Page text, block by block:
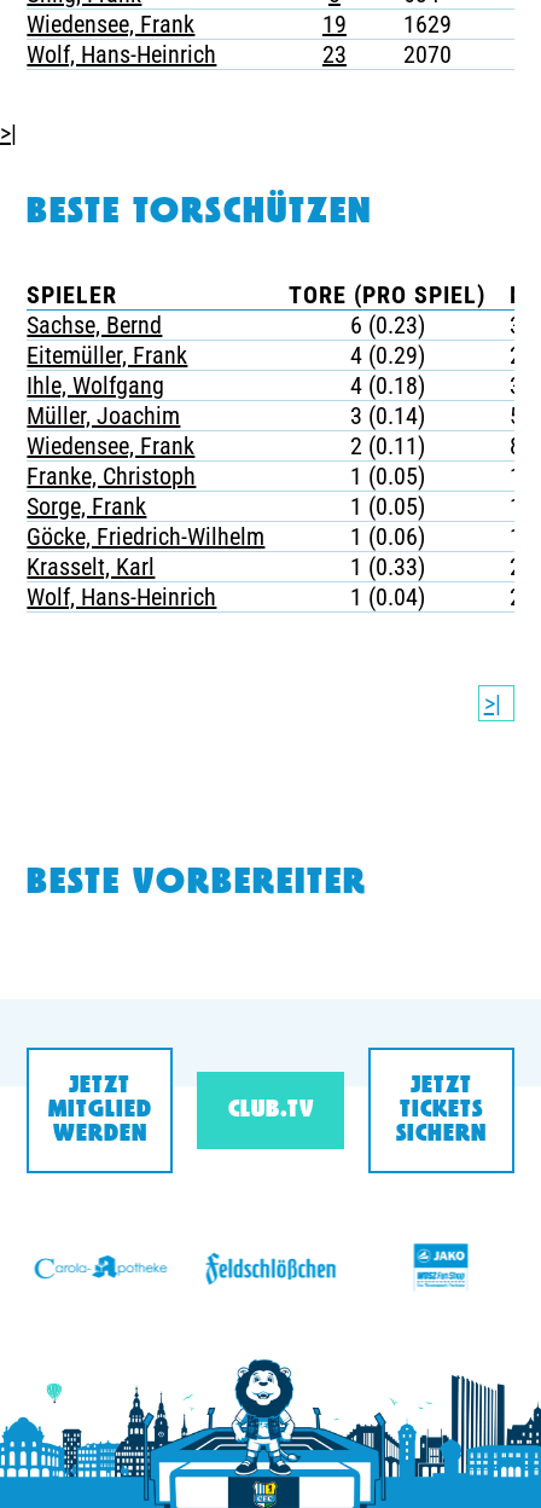
Wiedensee, Frank
19 1629
Wolf, Hans-Heinrich
23 2070
>|
BESTE TORSCHÜTZEN
SPIELER TORE (PRO SPIEL)
Sachse, Bernd
6 (0.23)
Eitemüller, Frank
4 (0.29)
Ihle, Wolfgang
4 (0.18)
Müller, Joachim
3 (0.14)
Wiedensee, Frank
2 (0.11)
Franke, Christoph
1 (0.05)
Sorge, Frank
1 (0.05)
Göcke, Friedrich-Wilhelm
1 (0.06)
Krasselt, Karl
1 (0.33)
Wolf, Hans-Heinrich
1 (0.04)
>|
BESTE VORBEREITER
JETZT
MITGLIED
WERDEN
CLUB.TV
JETZT
TICKETS
SICHERN